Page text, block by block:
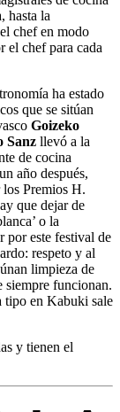
hasta la
chef en modo
el chef para cada
ha estado
que se sitúan
Goizeko
Sanz llevó a la
de cocina
año después,
Premios H.
que dejar de
o la
por este festival de
respeto y al
limpieza de
siempre funcionan.
tipo en Kabuki sale
y tienen el